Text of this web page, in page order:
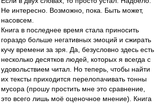
Не интересно. Возможно, пока. Быть может,
насовсем.
Книга в последнее время стала приносить
гораздо больше негативных эмоций и сжирать
кучу времени за зря. Да, безусловно здесь есть
несколько десятков людей, которых я всегда с
удовольствием читал. Но теперь, чтобы найти
их тексты приходится перелопачивать тонны
мусора (прошу простить мне это сравнение,
это всего лишь моё оценочное мнение). Книга